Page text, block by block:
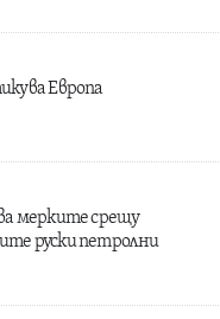
Европа
мерките срещу
руски петролни